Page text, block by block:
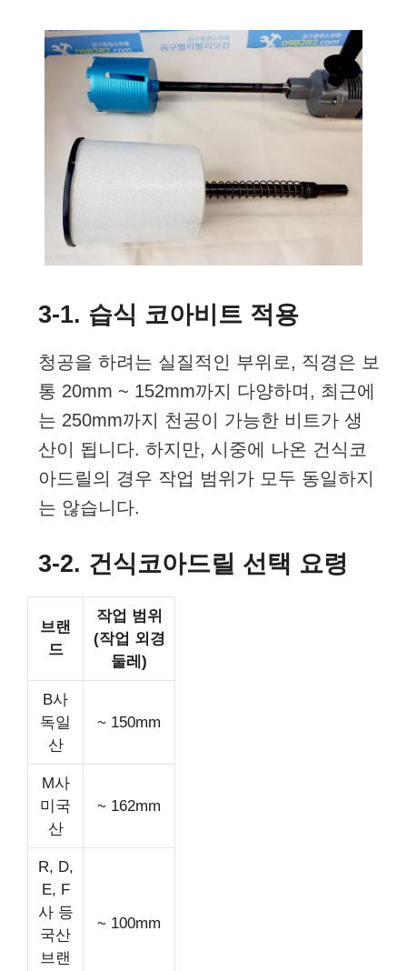
3-1. 습식 코아비트 적용
청공을 하려는 실질적인 부위로, 직경은 보
통 20mm ~ 152mm까지 다양하며, 최근에
는 250mm까지 천공이 가능한 비트가 생
산이 됩니다. 하지만, 시중에 나온 건식코
아드릴의 경우 작업 범위가 모두 동일하지
는 않습니다.
3-2. 건식코아드릴 선택 요령
브랜
드
작업 범위
(작업 외경
둘레)
B사
독일
산
~ 150mm
M사
미국
산
~ 162mm
R, D,
E, F
사 등
국산
브랜
~ 100mm